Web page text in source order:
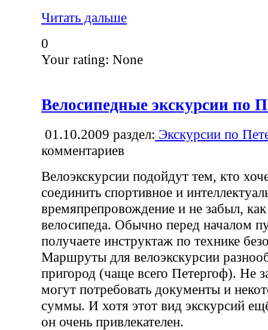
Читать дальше
0
Your rating: None
Велосипедные экскурсии по
01.10.2009 раздел: Экскурсии по
комментариев
Велоэкскурсии подойдут тем, кто
соединить спортивное и
времяпрепровождение и не забыл, как
велосипеда. Обычно перед началом
получаете инструктаж по технике
Маршруты для велоэкскурсии
пригород (чаще всего Петергоф). Не
могут потребовать документы и
суммы. И хотя этот вид экскурсий
он очень привлекателен.